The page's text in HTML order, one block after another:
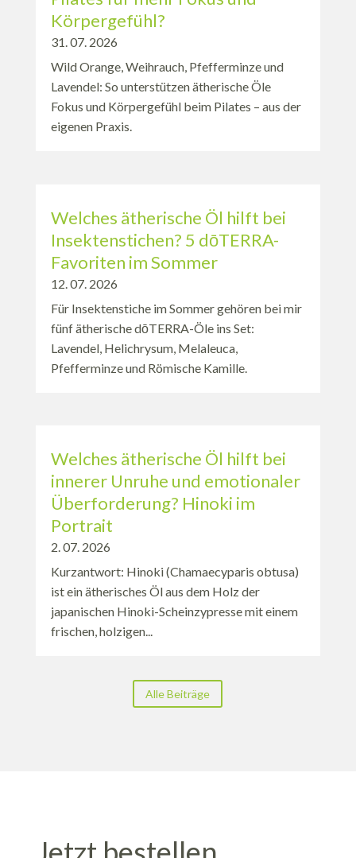
Körpergefühl?
31. 07. 2026
Wild Orange, Weihrauch, Pfefferminze und
Lavendel: So unterstützen ätherische Öle
Fokus und Körpergefühl beim Pilates – aus der
eigenen Praxis.
Welches ätherische Öl hilft bei
Insektenstichen? 5 dōTERRA-
Favoriten im Sommer
12. 07. 2026
Für Insektenstiche im Sommer gehören bei mir
fünf ätherische dōTERRA-Öle ins Set:
Lavendel, Helichrysum, Melaleuca,
Pfefferminze und Römische Kamille.
Welches ätherische Öl hilft bei
innerer Unruhe und emotionaler
Überforderung? Hinoki im
Portrait
2. 07. 2026
Kurzantwort: Hinoki (Chamaecyparis obtusa)
ist ein ätherisches Öl aus dem Holz der
japanischen Hinoki-Scheinzypresse mit einem
frischen, holzigen...
Alle Beiträge